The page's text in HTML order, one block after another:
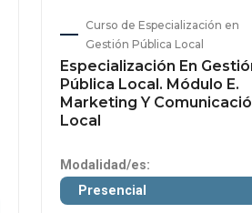
Curso de Especialización en
Gestión Pública Local
Especialización En
Pública Local. Módulo E.
Marketing Y
Local
Modalidad/es:
Presencial